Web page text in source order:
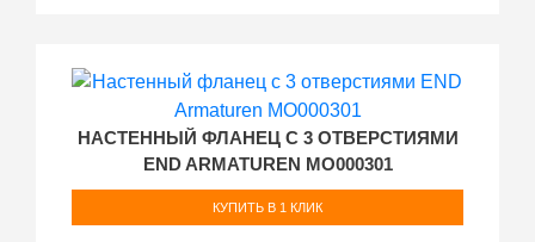
НАСТЕННЫЙ ФЛАНЕЦ С 3 ОТВЕРСТИЯМИ
END ARMATUREN MO000301
КУПИТЬ В 1 КЛИК